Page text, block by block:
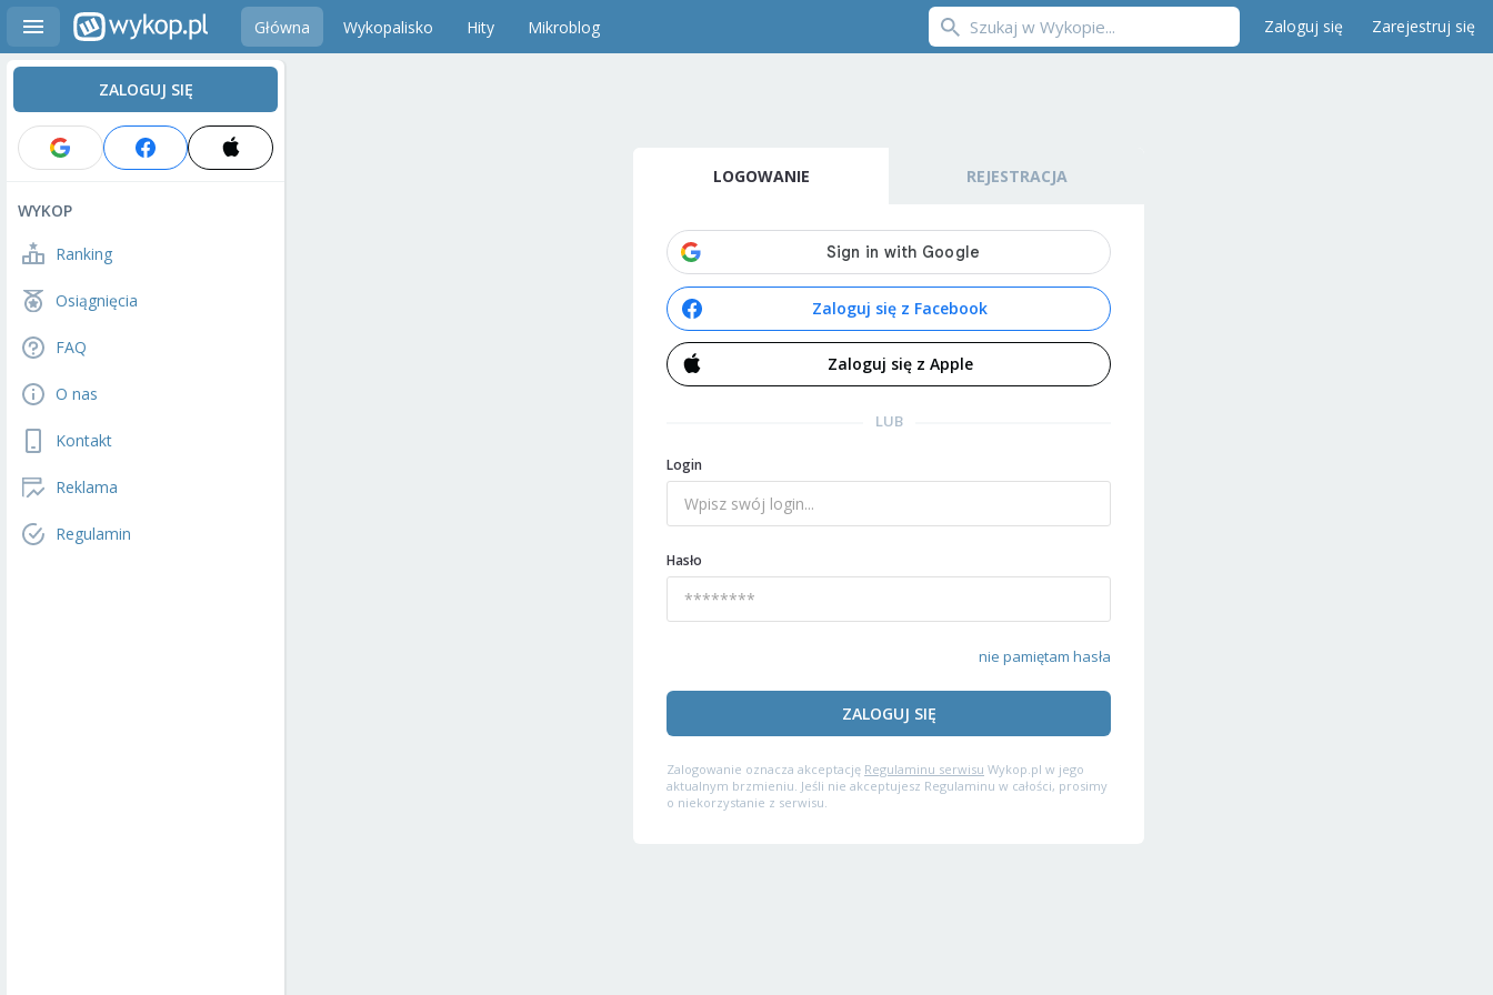
Główna Wykopalisko Hity Mikroblog Zaloguj się Zarejestruj się
ZALOGUJ SIĘ
WYKOP
Ranking
Osiągnięcia
FAQ
O nas
Kontakt
Reklama
Regulamin
LOGOWANIE REJESTRACJA
Zaloguj się z Facebook
Zaloguj się z Apple
LUB
Login
Hasło
nie pamiętam hasła
ZALOGUJ SIĘ
Zalogowanie oznacza akceptację Regulaminu serwisu Wykop.pl w jego
aktualnym brzmieniu. Jeśli nie akceptujesz Regulaminu w całości, prosimy
o niekorzystanie z serwisu.